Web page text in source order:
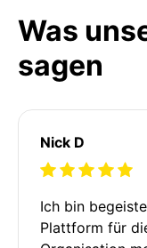
Was
sagen
Nick D
Ich bin
Plattform für